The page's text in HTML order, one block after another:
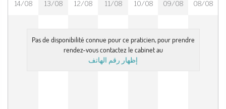
08/08
09/08
10/08
11/08
12/08
13/08
14/08
Pas de disponibilité connue pour ce praticien, pour prendre
rendez-vous contactez le cabinet au
إظهار رقم الهاتف